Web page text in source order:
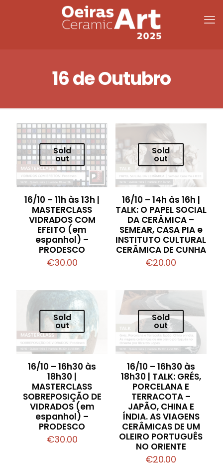
16 de Outubro
Sold
out
16/10 – 11h às 13h |
MASTERCLASS
VIDRADOS COM
EFEITO (em
espanhol) –
PRODESCO
€30.00
Sold
out
16/10 – 14h às 16h |
TALK: O PAPEL SOCIAL
DA CERÂMICA –
SEMEAR, CASA PIA e
INSTITUTO CULTURAL
CERÂMICA DE CUNHA
€20.00
Sold
out
16/10 – 16h30 às
18h30 |
MASTERCLASS
SOBREPOSIÇÃO DE
VIDRADOS (em
espanhol) –
PRODESCO
€30.00
Sold
out
16/10 – 16h30 às
18h30 | TALK: GRÉS,
PORCELANA E
TERRACOTA –
JAPÃO, CHINA E
ÍNDIA. AS VIAGENS
CERÂMICAS DE UM
OLEIRO PORTUGUÊS
NO ORIENTE
€20.00